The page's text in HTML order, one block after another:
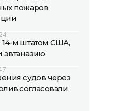
пожаров
14-м штатом США,
эвтаназию
судов через
согласовали